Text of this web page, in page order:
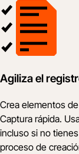
Agiliza el
Crea elementos
Captura rápida.
incluso si no
proceso de